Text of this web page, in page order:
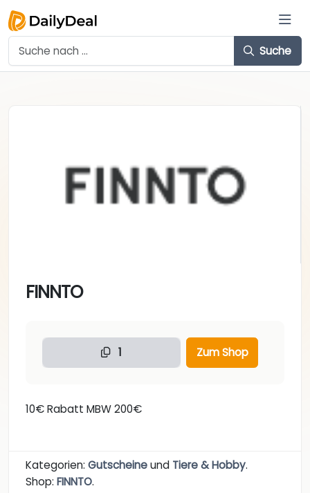
Suche
FINNTO
1 Zum Shop
10€ Rabatt MBW 200€
Kategorien: Gutscheineund Tiere & Hobby.
Shop: FINNTO.